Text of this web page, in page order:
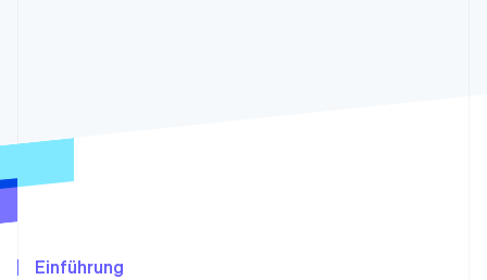
Radar
Start-up-Gründung
Einführung